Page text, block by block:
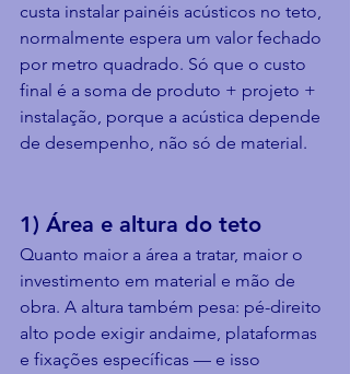
custa instalar painéis acústicos no teto,
normalmente espera um valor fechado
por metro quadrado. Só que o custo
final é a soma de produto + projeto +
instalação, porque a acústica depende
de desempenho, não só de material.
1) Área e altura do teto
Quanto maior a área a tratar, maior o
investimento em material e mão de
obra. A altura também pesa: pé-direito
alto pode exigir andaime, plataformas
e fixações específicas — e isso